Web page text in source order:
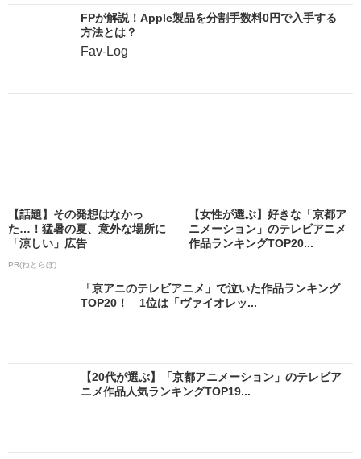
FPが解説！Apple製品を分割手数料0円で入手する
方法とは？
Fav-Log
【話題】その発想はなかっ
た…！猛暑の夏、意外な場所に
「涼しい」広告
PR(ねとらぼ)
【女性が選ぶ】好きな「京都ア
ニメーション」のテレビアニメ
作品ランキングTOP20...
「京アニのテレビアニメ」で泣いた作品ランキング
TOP20！ 1位は「ヴァイオレッ...
【20代が選ぶ】「京都アニメーション」のテレビア
ニメ作品人気ランキングTOP19...